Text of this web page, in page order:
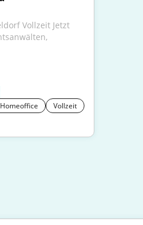
Vollzeit Jetzt
Homeoffice Vollzeit